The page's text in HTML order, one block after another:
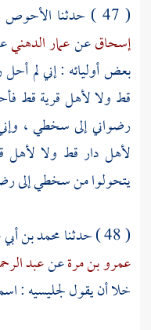
( 47 ) حدثنا
إسحاقعنعمار الدهني
بعض أوليائه : إني لم
قط ولا لأهل قرية قط
رضواني إلى سخطي ،
لأهل دار قط ولا
يتحولوا من سخطي إلى
( 48 ) حدثنا
محمد بن
عمرو بن مرةعنعبد
خلا أن يقول لجليسيه :